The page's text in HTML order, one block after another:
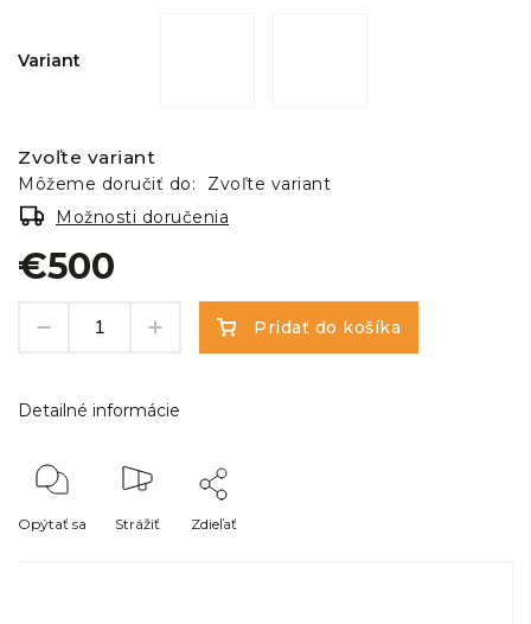
Variant
€500
Zvoľte variant
Môžeme doručiť do:
Zvoľte variant
Možnosti doručenia
Pridať do košíka
Detailné informácie
Opýtať sa Strážiť Zdieľať